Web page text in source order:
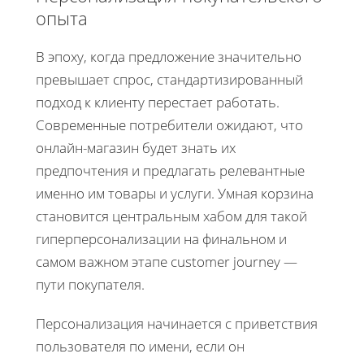
опыта
В эпоху, когда предложение значительно
превышает спрос, стандартизированный
подход к клиенту перестает работать.
Современные потребители ожидают, что
онлайн-магазин будет знать их
предпочтения и предлагать релевантные
именно им товары и услуги. Умная корзина
становится центральным хабом для такой
гиперперсонализации на финальном и
самом важном этапе customer journey —
пути покупателя.
Персонализация начинается с приветствия
пользователя по имени, если он